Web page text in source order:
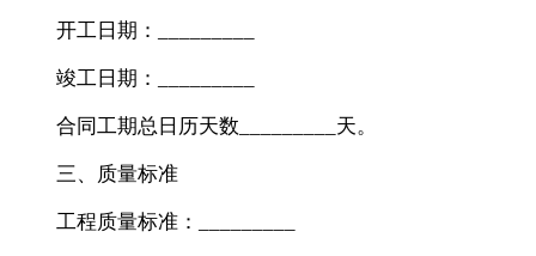
开工日期：_________
竣工日期：_________
合同工期总日历天数_________天。
三、质量标准
工程质量标准：_________